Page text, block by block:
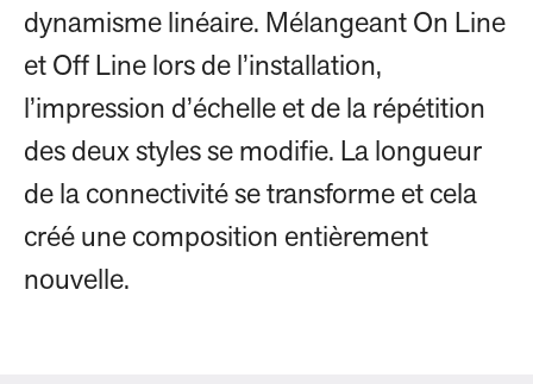
dynamisme linéaire. Mélangeant On Line
et Off Line lors de l’installation,
l’impression d’échelle et de la répétition
des deux styles se modifie. La longueur
de la connectivité se transforme et cela
créé une composition entièrement
nouvelle.